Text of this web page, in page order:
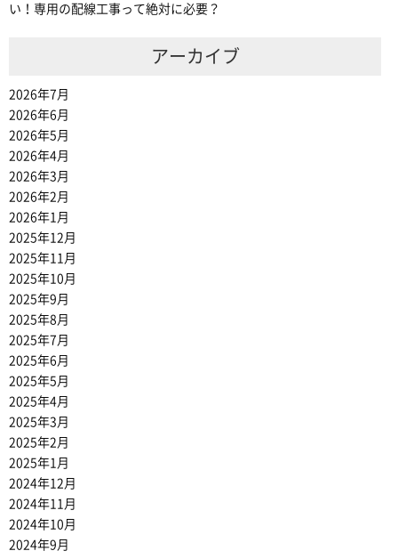
い！専用の配線工事って絶対に必要？
アーカイブ
2026年7月
2026年6月
2026年5月
2026年4月
2026年3月
2026年2月
2026年1月
2025年12月
2025年11月
2025年10月
2025年9月
2025年8月
2025年7月
2025年6月
2025年5月
2025年4月
2025年3月
2025年2月
2025年1月
2024年12月
2024年11月
2024年10月
2024年9月